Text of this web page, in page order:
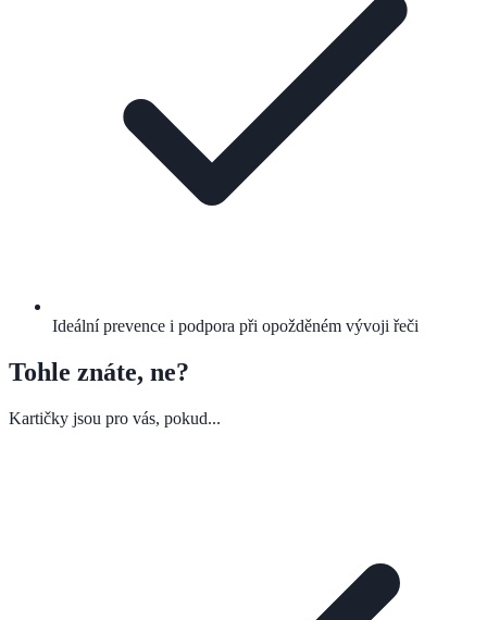
Ideální prevence i podpora při opožděném vývoji řeči
Tohle znáte, ne?
Kartičky jsou pro vás, pokud...